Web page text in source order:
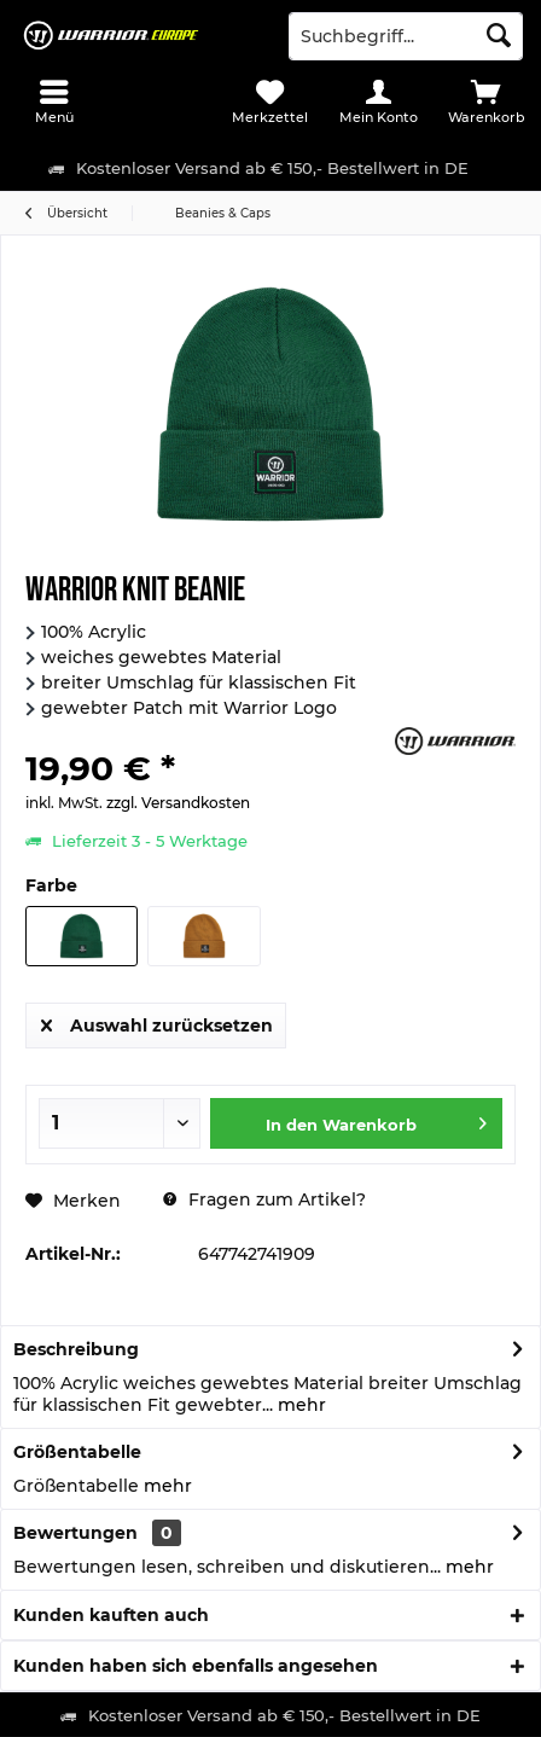
Kostenloser Versand ab € 150,- Bestellwert in DE
Menü Warenkorb
Merkzettel Mein Konto
Übersicht Beanies & Caps
Warrior Knit Beanie
100% Acrylic
weiches gewebtes Material
breiter Umschlag für klassischen Fit
gewebter Patch mit Warrior Logo
19,90 € *
inkl. MwSt. zzgl. Versandkosten
Lieferzeit 3 - 5 Werktage
Farbe
Auswahl zurücksetzen
In den Warenkorb
Merken Fragen zum Artikel?
Artikel-Nr.: 647742741909
Beschreibung
100% Acrylic weiches gewebtes Material breiter Umschlag
für klassischen Fit gewebter... mehr
Größentabelle
Größentabelle mehr
Bewertungen
0
Bewertungen lesen, schreiben und diskutieren... mehr
Kunden kauften auch
Kunden haben sich ebenfalls angesehen
Kostenloser Versand ab € 150,- Bestellwert in DE